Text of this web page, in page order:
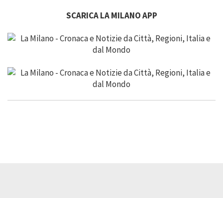
SCARICA LA MILANO APP